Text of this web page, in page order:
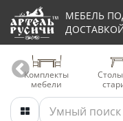
МЕБЕЛЬ
Комплекты
мебели